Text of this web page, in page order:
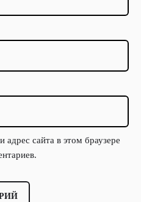
сайта в этом браузере